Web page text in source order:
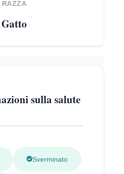
RAZZA
Gatto
sulla salute
Sverminato